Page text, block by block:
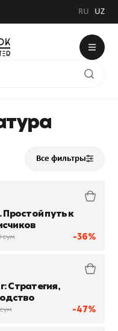
RU UZ
Все фильтры
-36%
путь к
сум
-47%
Стратегия,